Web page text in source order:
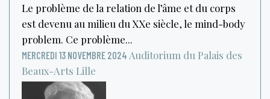
Le problème de la relation de l’âme et du corps
est devenu au milieu du XXe siècle, le mind-body
problem. Ce problème...
MERCREDI 13 NOVEMBRE 2024 Auditorium du Palais des
Beaux-Arts Lille